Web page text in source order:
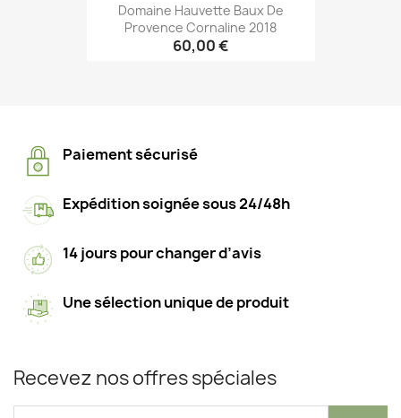
Domaine Hauvette Baux De
Provence Cornaline 2018
60,00 €
Paiement sécurisé
Expédition soignée sous 24/48h
14 jours pour changer d’avis
Une sélection unique de produit
Recevez nos offres spéciales